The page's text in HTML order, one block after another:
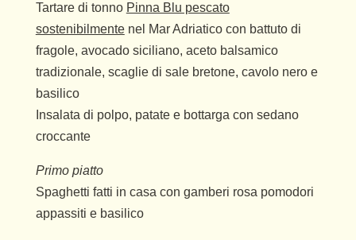
Tartare di tonno Pinna Blu pescato
sostenibilmentenel Mar Adriatico con battuto di
fragole, avocado siciliano, aceto balsamico
tradizionale, scaglie di sale bretone, cavolo nero e
basilico
Insalata di polpo, patate e bottarga con sedano
croccante
Primo piatto
Spaghetti fatti in casa con gamberi rosa pomodori
appassiti e basilico